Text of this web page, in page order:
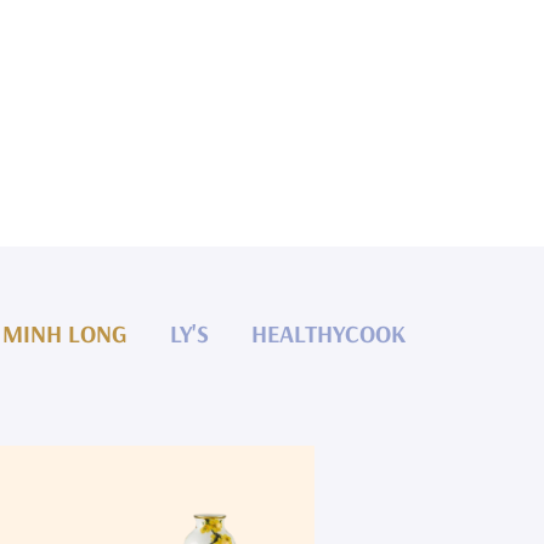
MINH LONG LY'S HEALTHYCOOK